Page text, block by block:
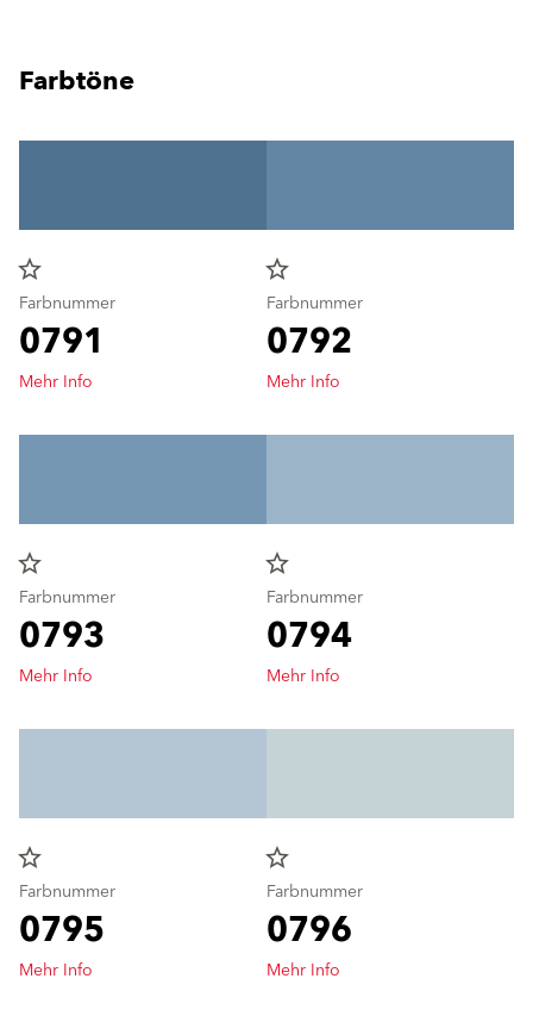
Farbtöne
star_border
Farbnummer
0791
Mehr Info
star_border
Farbnummer
0792
Mehr Info
star_border
Farbnummer
0793
Mehr Info
star_border
Farbnummer
0794
Mehr Info
star_border
Farbnummer
0795
Mehr Info
star_border
Farbnummer
0796
Mehr Info